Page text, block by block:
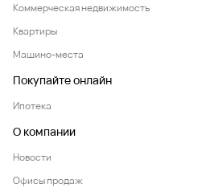
Коммерческая недвижимость
Квартиры
Машино-места
Покупайте онлайн
Ипотека
О компании
Новости
Офисы продаж